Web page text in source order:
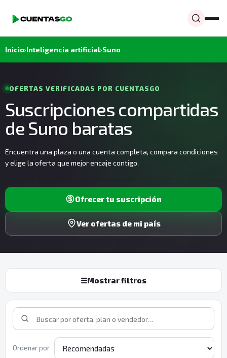
Inicio›Inteligencia artificial›Suno
OFERTAS VERIFICADAS POR CUENTASGO
Suscripciones compartidas
de Suno baratas
Encuentra una plaza o una cuenta completa, compara condiciones
y elige la oferta que mejor encaje contigo.
Ofrecer tu suscripción
Ver ofertas de mi país
☰Mostrar filtros
Ordenar por